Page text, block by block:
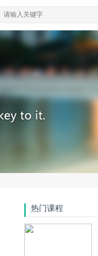
热门课程